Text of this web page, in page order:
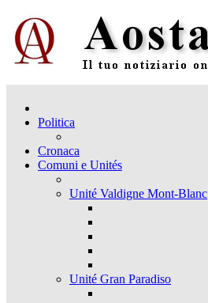
Politica
Cronaca
Comuni e Unités
Unité Valdigne Mont-Blanc
Unité Gran Paradiso